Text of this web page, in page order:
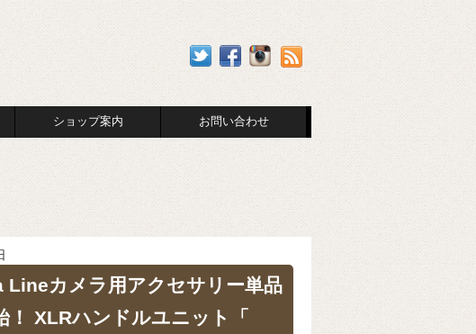
ショップ案内 お問い合わせ
Lineカメラ用アクセサリー単品
！ XLRハンドルユニット「